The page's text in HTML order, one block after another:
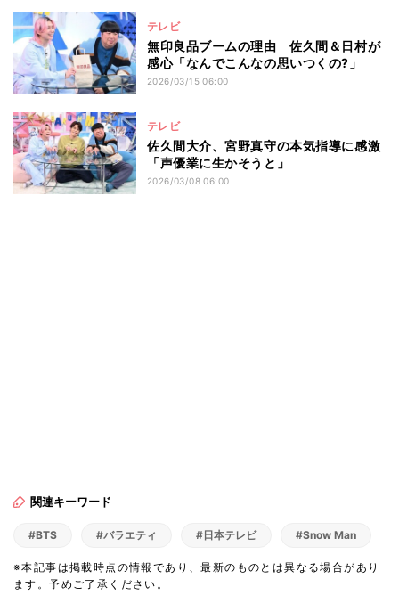
テレビ
無印良品ブームの理由 佐久間＆日村が
感心「なんでこんなの思いつくの?」
2026/03/15 06:00
テレビ
佐久間大介、宮野真守の本気指導に感激
「声優業に生かそうと」
2026/03/08 06:00
関連キーワード
#BTS #バラエティ #日本テレビ #Snow Man
※本記事は掲載時点の情報であり、最新のものとは異なる場合があり
ます。予めご了承ください。